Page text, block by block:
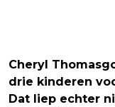
Cheryl
drie kinderen
Dat liep echter